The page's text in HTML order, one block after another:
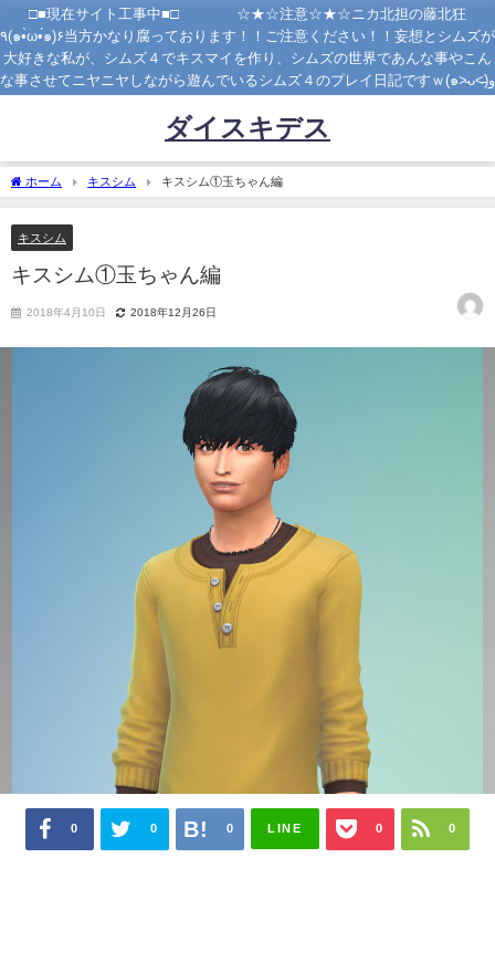
□■現在サイト工事中■□ ☆★☆注意☆★☆ニカ北担の藤北狂
٩(๑•̀ω•́๑)۶当方かなり腐っております！！ご注意ください！！妄想とシムズが
大好きな私が、シムズ４でキスマイを作り、シムズの世界であんな事やこん
な事させてニヤニヤしながら遊んでいるシムズ４のプレイ日記ですｗ(๑˃̵ᴗ˂̵)و
ダイスキデス
ホーム キスシム キスシム①玉ちゃん編
キスシム
キスシム①玉ちゃん編
2018年4月10日 2018年12月26日
0 0 0 LINE 0 0